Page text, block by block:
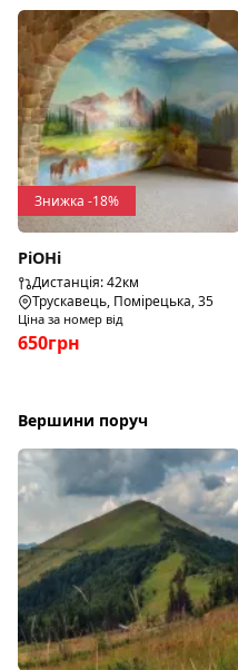
Знижка -18%
РіОНі
Дистанція: 42км
Трускавець, Помірецька, 35
Ціна за номер від
650грн
Вершини поруч